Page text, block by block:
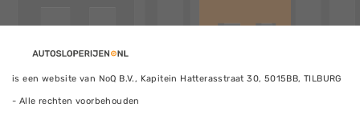
is een website van NoQ B.V., Kapitein Hatterasstraat 30, 5015BB, TILBURG
- Alle rechten voorbehouden